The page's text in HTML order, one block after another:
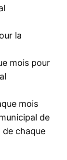
la
mois pour
mois
de
de chaque